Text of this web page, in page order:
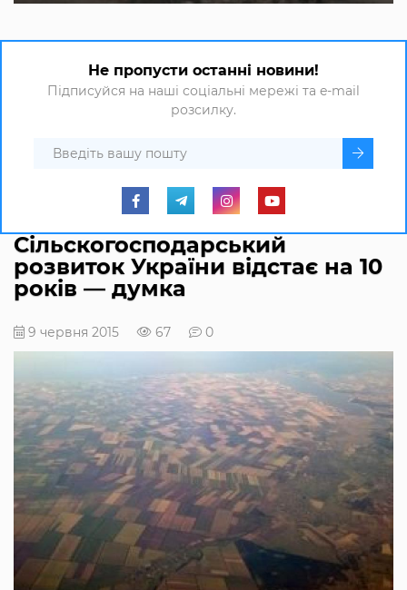
Не пропусти останні новини!
Підписуйся на наші соціальні мережі та e-mail
розсилку.
Сільскогосподарський
розвиток України відстає на 10
років — думка
9 червня 2015 67 0